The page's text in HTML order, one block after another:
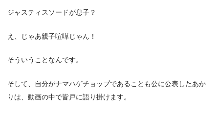
ジャスティスソードが息子？
え、じゃあ親子喧嘩じゃん！
そういうことなんです。
そして、自分がナマハゲチョップであることも公に公表したあか
りは、動画の中で皆戸に語り掛けます。